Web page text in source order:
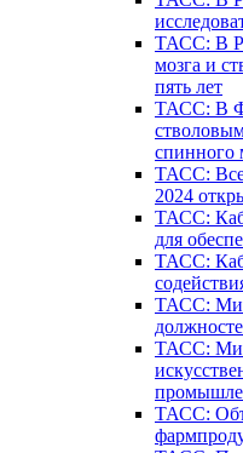
ТАСС: В
мозга и
пять лет
ТАСС: В
спинного
ТАСС:
2024
ТАСС:
для
ТАСС:
ТАСС:
ТАСС:
ТАСС: